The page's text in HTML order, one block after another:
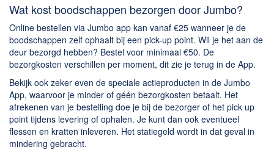
Wat kost boodschappen bezorgen door Jumbo?
Online bestellen via Jumbo app kan vanaf €25 wanneer je de
boodschappen zelf ophaalt bij een pick-up point. Wil je het aan de
deur bezorgd hebben? Bestel voor minimaal €50. De
bezorgkosten verschillen per moment, dit zie je terug in de App.
Bekijk ook zeker even de speciale actieproducten in de Jumbo
App, waarvoor je minder of géén bezorgkosten betaalt. Het
afrekenen van je bestelling doe je bij de bezorger of het pick up
point tijdens levering of ophalen. Je kunt dan ook eventueel
flessen en kratten inleveren. Het statiegeld wordt in dat geval in
mindering gebracht.